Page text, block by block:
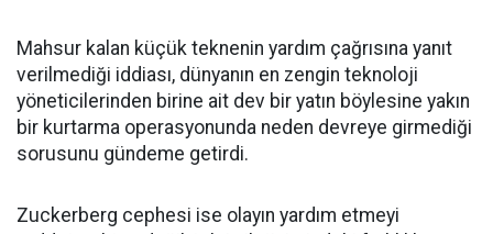
Mahsur kalan küçük teknenin yardım çağrısına yanıt
verilmediği iddiası, dünyanın en zengin teknoloji
yöneticilerinden birine ait dev bir yatın böylesine yakın
bir kurtarma operasyonunda neden devreye girmediği
sorusunu gündeme getirdi.
Zuckerberg cephesi ise olayın yardım etmeyi